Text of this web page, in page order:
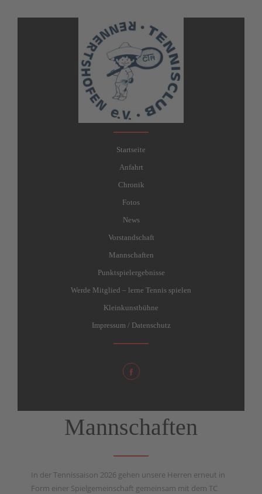
Startseite
Anfahrt
Chronik
Fotos
News
Vorstandschaft
Mannschaften
Punktspielergebnisse
Werde Mitglied – lerne Tennis spielen
Kleinkunstbühne
Impressum / Datenschutz
Mannschaften
In der Tennissaison 2026 gehen unsere Herren erneut in
Form einer Spielgemeinschaft gemeinsam mit dem TC